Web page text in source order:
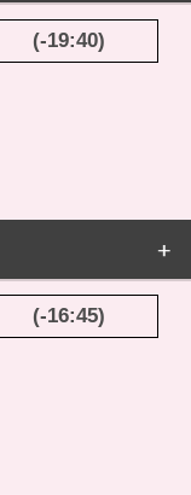
(-19:40)
(-16:45)